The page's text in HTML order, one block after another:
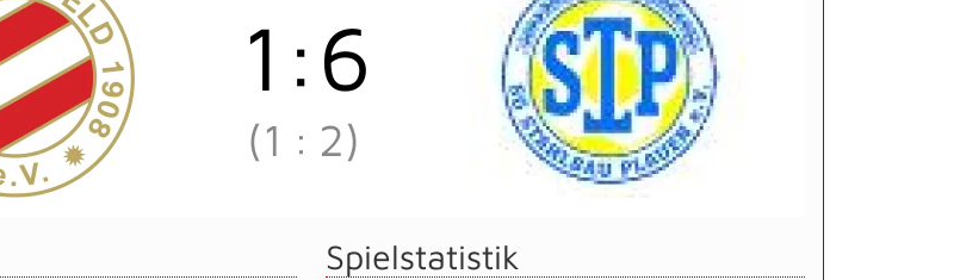
1 :6
(1 : 2)
Spielstatistik